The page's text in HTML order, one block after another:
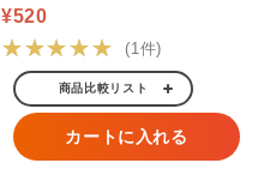
¥520
★★★★★ (1件)
商品比較リスト
カートに入れる